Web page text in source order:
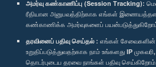
அமர்வு கண்காணிப்பு (Session Tracking):
ரீதியான அனுபவத்திற்காக எங்கள்
கண்காணிக்க அமர்வுகளைப்
தரவினைப் பதிவு செய்தல் : எங்கள் சேவைகளின்
உறுதிப்படுத்துவதற்காக நாம் உங்களது IP
தொடர்புடைய தரவை நாங்கள் பதிவு
எம்மை பின்தொடர்க :
விருதுகள்